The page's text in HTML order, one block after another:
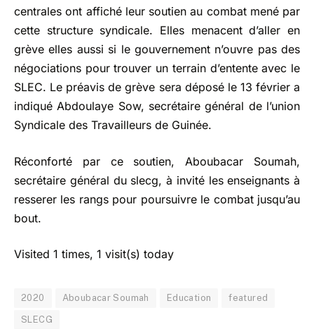
centrales ont affiché leur soutien au combat mené par
cette structure syndicale. Elles menacent d’aller en
grève elles aussi si le gouvernement n’ouvre pas des
négociations pour trouver un terrain d’entente avec le
SLEC. Le préavis de grève sera déposé le 13 février a
indiqué Abdoulaye Sow, secrétaire général de l’union
Syndicale des Travailleurs de Guinée.
Réconforté par ce soutien, Aboubacar Soumah,
secrétaire général du slecg, à invité les enseignants à
resserer les rangs pour poursuivre le combat jusqu’au
bout.
Visited 1 times, 1 visit(s) today
2020 Aboubacar Soumah Education featured
SLECG